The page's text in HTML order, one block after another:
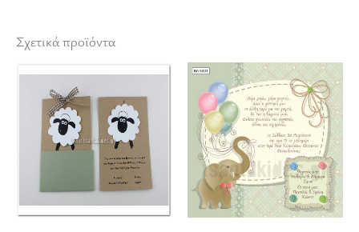
Σχετικά προϊόντα